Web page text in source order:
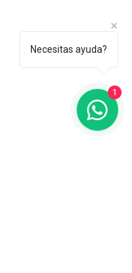
Necesitas ayuda?
1